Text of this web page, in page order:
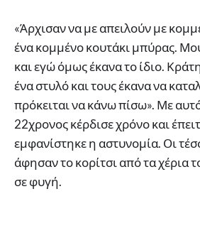
«Άρχισαν να με απειλούν με
ένα κομμένο κουτάκι μπύρας.
και εγώ όμως έκανα το ίδιο.
ένα στυλό και τους έκανα να
πρόκειται να κάνω πίσω». Με
22χρονος κέρδισε χρόνο και
εμφανίστηκε η αστυνομία. Οι
άφησαν το κορίτσι από τα χέρια
σε φυγή.